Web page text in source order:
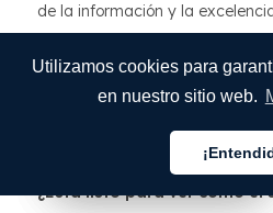
Utilizamos cookies para
en nuestro sitio web.
de la información y la
esquemas especializados estén
permite que su documentación
¿Está listo para ver cómo el
Español
Español
Español